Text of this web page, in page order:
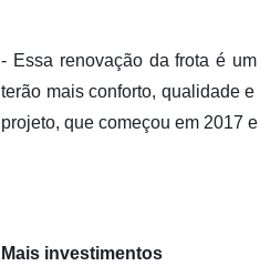
- Essa renovação da frota é
terão mais conforto, qualidade
projeto, que começou em 2017
Mais investimentos